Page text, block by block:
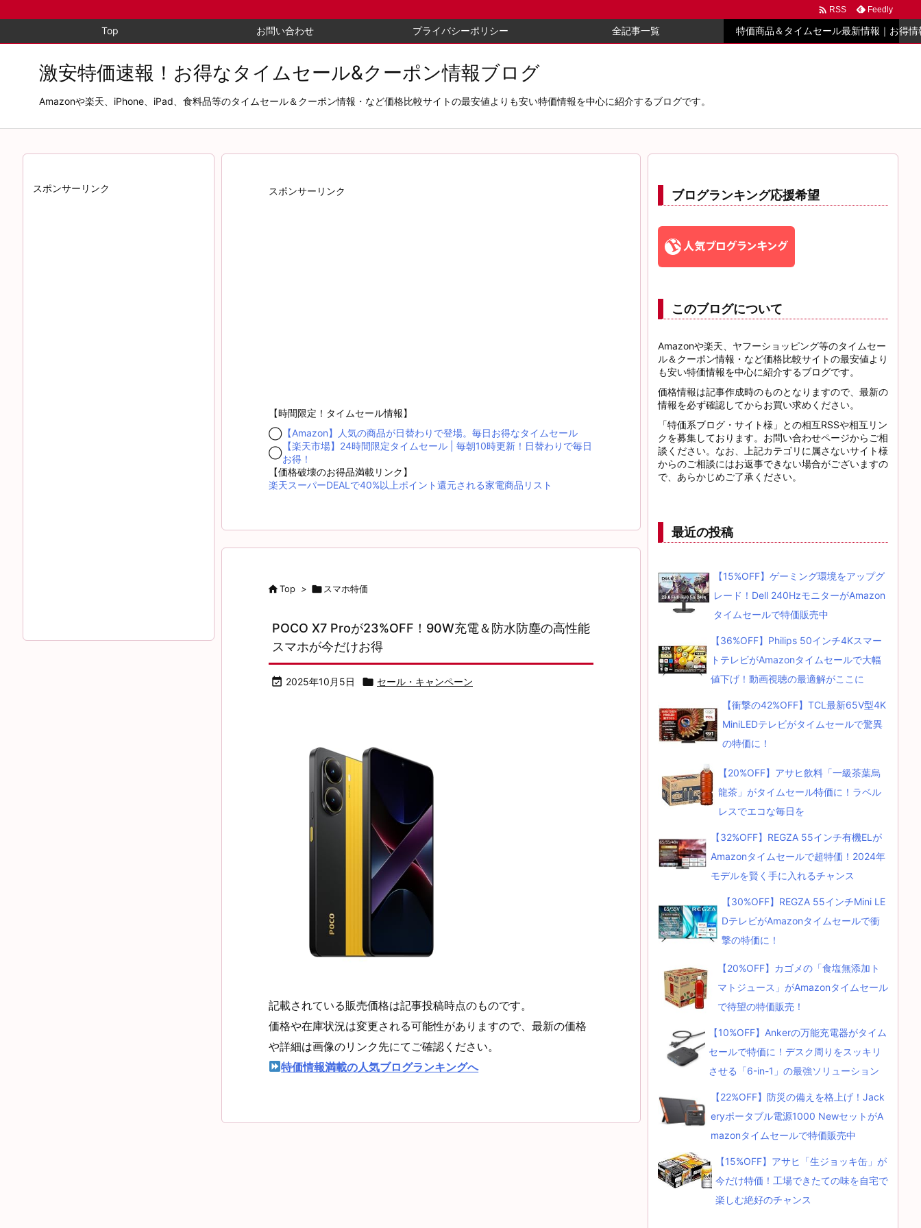
Top お問い合わせ プライバシーポリシー 全記事一覧 特価商品＆タイムセール最新情報｜お得
 RSS Feedly
激安特価速報！お得なタイムセール&クーポン情報ブログ
Amazonや楽天、iPhone、iPad、食料品等のタイムセール＆クーポン情報・など価格比較サイトの最安値よりも安い特価情報を中心に紹介するブログです。
スポンサーリンク
【時間限定！タイムセール情報】
◯ 【Amazon】人気の商品が日替わりで登場。毎日お得なタイムセール
◯
【楽天市場】24時間限定タイムセール | 毎朝10時更新！日替わりで毎日
お得！
【価格破壊のお得品満載リンク】
楽天スーパーDEALで40%以上ポイント還元される家電商品リスト
Top >  スマホ特価
POCO X7 Proが23%OFF！90W充電＆防水防塵の高性能
スマホが今だけお得
 2025年10月5日  セール・キャンペーン
記載されている販売価格は記事投稿時点のものです。
価格や在庫状況は変更される可能性がありますので、最新の価格
や詳細は画像のリンク先にてご確認ください。
特価情報満載の人気ブログランキングへ
スポンサーリンク ブログランキング応援希望
このブログについて
Amazonや楽天、ヤフーショッピング等のタイムセー
ル＆クーポン情報・など価格比較サイトの最安値より
も安い特価情報を中心に紹介するブログです。
価格情報は記事作成時のものとなりますので、最新の
情報を必ず確認してからお買い求めください。
「特価系ブログ・サイト様」との相互RSSや相互リン
クを募集しております。お問い合わせページからご相
談ください。なお、上記カテゴリに属さないサイト様
からのご相談にはお返事できない場合がございますの
で、あらかじめご了承ください。
最近の投稿
【15%OFF】ゲーミング環境をアップグ
レード！Dell 240HzモニターがAmazon
タイムセールで特価販売中
【36%OFF】Philips 50インチ4Kスマー
トテレビがAmazonタイムセールで大幅
値下げ！動画視聴の最適解がここに
【衝撃の42%OFF】TCL最新65V型4K
MiniLEDテレビがタイムセールで驚異
の特価に！
【20%OFF】アサヒ飲料「一級茶葉烏
龍茶」がタイムセール特価に！ラベル
レスでエコな毎日を
【32%OFF】REGZA 55インチ有機ELが
Amazonタイムセールで超特価！2024年
モデルを賢く手に入れるチャンス
【30%OFF】REGZA 55インチMini LE
DテレビがAmazonタイムセールで衝
撃の特価に！
【20%OFF】カゴメの「食塩無添加ト
マトジュース」がAmazonタイムセール
で待望の特価販売！
【10%OFF】Ankerの万能充電器がタイム
セールで特価に！デスク周りをスッキリ
させる「6-in-1」の最強ソリューション
【22%OFF】防災の備えを格上げ！Jack
eryポータブル電源1000 NewセットがA
mazonタイムセールで特価販売中
【15%OFF】アサヒ「生ジョッキ缶」が
今だけ特価！工場できたての味を自宅で
楽しむ絶好のチャンス